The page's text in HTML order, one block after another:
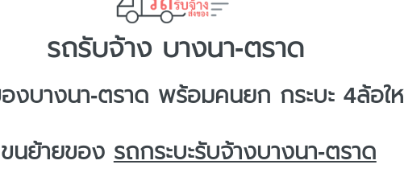
รถรับจ้าง บางนา-ตราด
งบางนา-ตราด พร้อมคนยก กระบะ 4ล้อ
นย้ายของรถกระบะรับจ้างบางนา-ตราด